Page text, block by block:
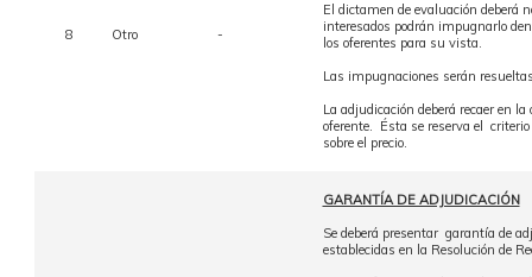
8 Otro -
El dictamen de evaluación deberá
interesados podrán impugnarlo
los oferentes para su vista.
Las impugnaciones serán
La adjudicación deberá recaer en
oferente. Ésta se reserva el
sobre el precio.
GARANTÍA DE ADJUDICACIÓN
Se deberá presentar garantía de
establecidas en la Resolución de